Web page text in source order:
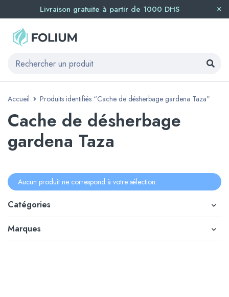
Livraison gratuite à partir de 1000 DHS
Accueil Produits identifiés “Cache de désherbage gardena Taza”
Cache de désherbage
gardena Taza
Catégories
Marques
Aucun produit ne correspond à votre sélection.